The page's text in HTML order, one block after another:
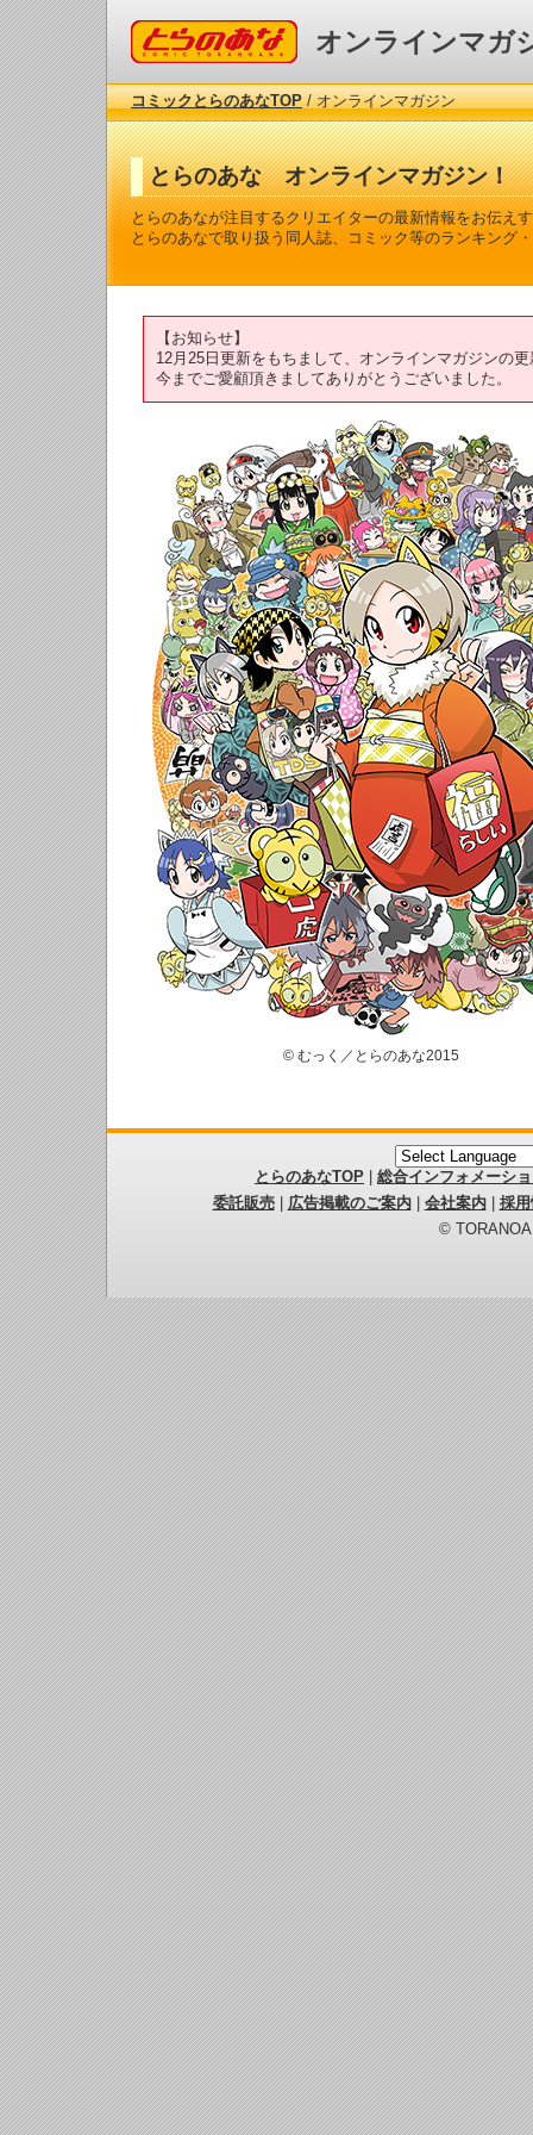
コミックとらのあな オンラインマガ
コミックとらのあなTOP/ オンラインマガジン
とらのあな オンラインマガジン！
とらのあなが注目するクリエイターの最新情報をお伝え
とらのあなで取り扱う同人誌、コミック等のランキング
【お知らせ】
12月25日更新をもちまして、オンラインマガジンの
今までご愛顧頂きましてありがとうございました。
© むっく／とらのあな2015
とらのあなTOP
総合インフォメーシ
委託販売| 広告掲載のご案内| 会社案内| 採
©